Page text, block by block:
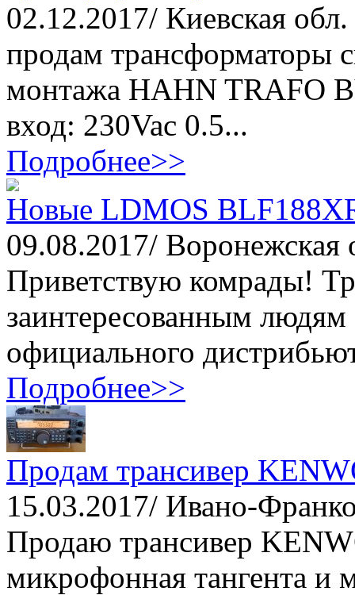
02.12.2017/ Киевская обл.
продам трансформаторы
монтажа HAHN TRAFO
вход: 230Vac 0.5...
Подробнее>>
Новые LDMOS
09.08.2017/ Воронежская
Приветствую комрады!
заинтересованным
официального
Подробнее>>
Продам трансивер
15.03.2017/ Ивано-
Продаю трансивер
микрофонная тангента и